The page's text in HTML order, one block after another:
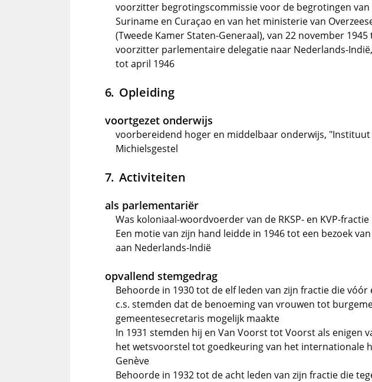
voorzitter begrotingscommissie voor de begrotingen van
Suriname en Curaçao en van het ministerie van
(Tweede Kamer Staten-Generaal), van 22 november
voorzitter parlementaire delegatie naar Nederlands-
tot april 1946
Opleiding
voortgezet onderwijs
voorbereidend hoger en middelbaar onderwijs, "Instituut
Michielsgestel
Activiteiten
als parlementariër
Was koloniaal-woordvoerder van de RKSP- en KVP-
Een motie van zijn hand leidde in 1946 tot een bezoek
aan Nederlands-Indië
opvallend stemgedrag
Behoorde in 1930 tot de elf leden van zijn fractie die
c.s. stemden dat de benoeming van vrouwen tot
gemeentesecretaris mogelijk maakte
In 1931 stemden hij en Van Voorst tot Voorst als enigen
het wetsvoorstel tot goedkeuring van het internationale
Genève
Behoorde in 1932 tot de acht leden van zijn fractie die